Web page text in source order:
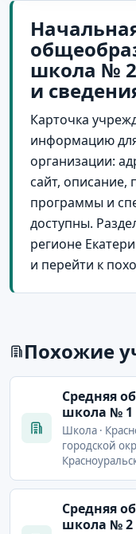
школа №
и
Карточка
информацию
организации:
сайт, описание,
программы и
доступны.
регионе
и перейти к
Похожие
Cредняя
школа № 1
Школа ·
городской
Cредняя
школа № 2